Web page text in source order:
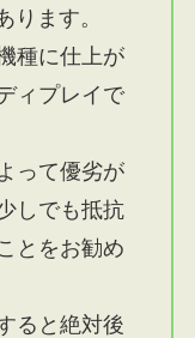
ります。
種に仕上が
ィプレイで
って優劣が
しでも抵抗
とをお勧め
ると絶対後